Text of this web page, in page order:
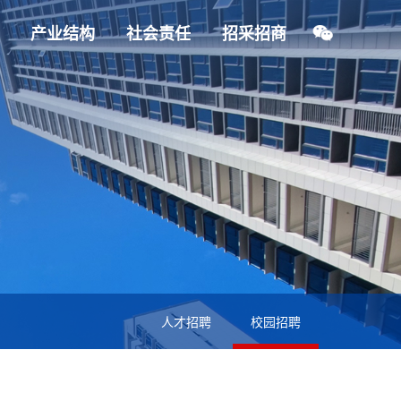
产业结构 社会责任 招采招商
人才招聘 校园招聘